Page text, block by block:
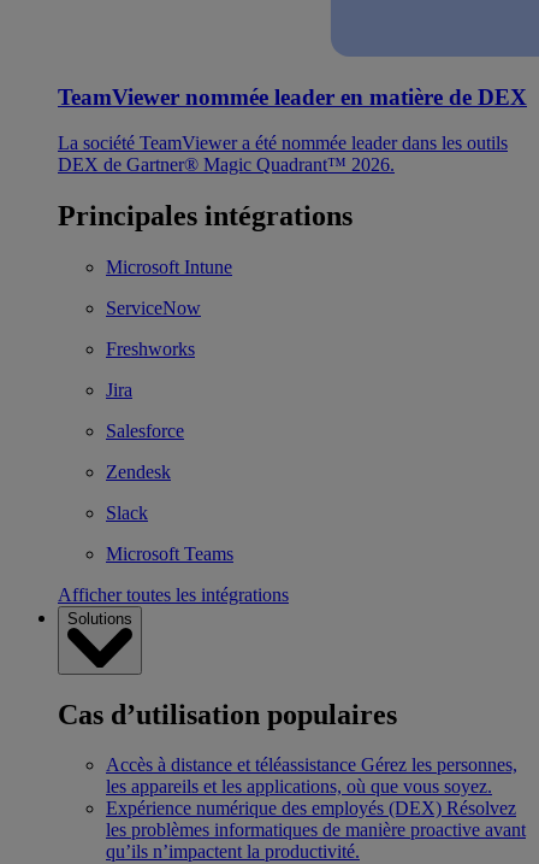
TeamViewer nommée leader en matière de DEX
La société TeamViewer a été nommée leader dans les outils
DEX de Gartner® Magic Quadrant™ 2026.
Principales intégrations
Microsoft Intune
ServiceNow
Freshworks
Jira
Salesforce
Zendesk
Slack
Microsoft Teams
Afficher toutes les intégrations
Solutions
Cas d’utilisation populaires
Accès à distance et téléassistance Gérez les personnes,
les appareils et les applications, où que vous soyez.
Expérience numérique des employés (DEX) Résolvez
les problèmes informatiques de manière proactive avant
qu’ils n’impactent la productivité.